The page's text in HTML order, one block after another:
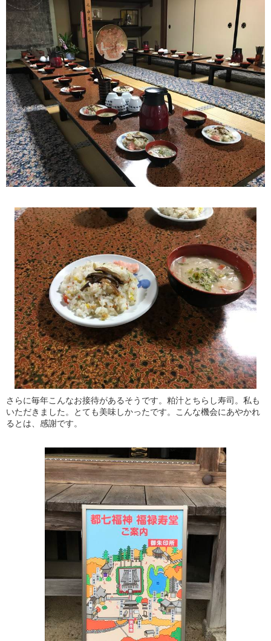
さらに毎年こんなお接待があるそうです。粕汁とちらし寿司。私も
いただきました。とても美味しかったです。こんな機会にあやかれ
るとは、感謝です。